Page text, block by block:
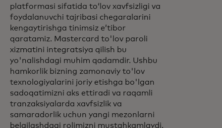
platformasi sifatida to‘lov xavfsizligi va
foydalanuvchi tajribasi chegaralarini
kengaytirishga tinimsiz e’tibor
qaratamiz. Mastercard to'lov paroli
xizmatini integratsiya qilish bu
yo'nalishdagi muhim qadamdir. Ushbu
hamkorlik bizning zamonaviy to'lov
texnologiyalarini joriy etishga bo'lgan
sadoqatimizni aks ettiradi va raqamli
tranzaksiyalarda xavfsizlik va
samaradorlik uchun yangi mezonlarni
belgilashdagi rolimizni mustahkamlaydi.